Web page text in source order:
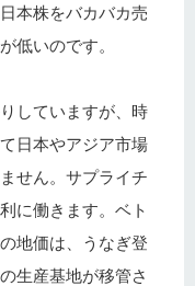
本株をバカバカ売
低いのです。
していますが、時
日本やアジア市場
せん。サプライチ
に働きます。ベト
地価は、うなぎ登
生産基地が移管さ